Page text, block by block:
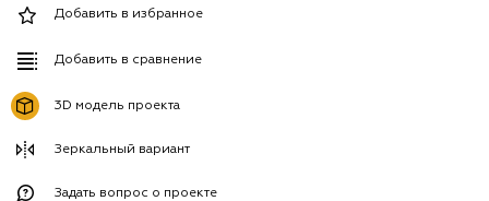
Добавить в избранное
Добавить в сравнение
3D модель проекта
Зеркальный вариант
Задать вопрос о проекте